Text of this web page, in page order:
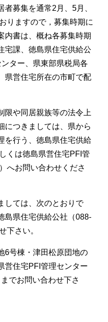
者募集を通常2月、5月、
りますので，募集時期に
内書は、概ね各募集時期
宅課、徳島県住宅供給公
ター、県東部県税局各
県営住宅所在の市町で配
限や同居親族等の法令上
につきましては、県から
を行う、徳島県住宅供給
くは徳島県営住宅PFI管
へお問い合わせくださ
しては、次のとおりで
島県住宅供給公社（088-
下さい。
6号棟・津田松原団地の
営住宅PFI管理センター
でお問い合わせ下さ